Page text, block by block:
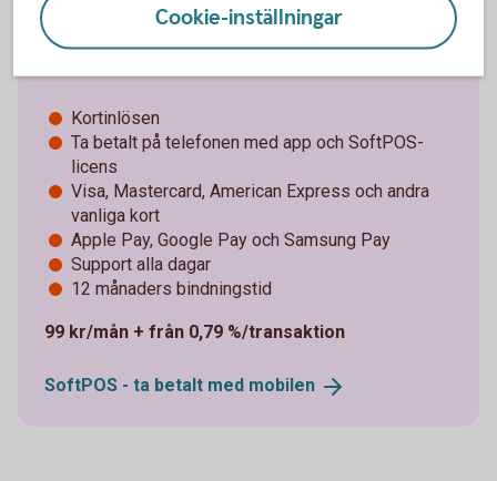
Pay Trend – gör din telefon till
Kortinlösen
Ta betalt på telefonen med app och SoftPOS-
licens
Visa, Mastercard, American Express och andra
vanliga kort
Apple Pay, Google Pay och Samsung Pay
Support alla dagar
12 månaders bindningstid
99 kr/mån + från 0,79 %/transaktion
SoftPOS - ta betalt med mobilen
Cookie-inställningar